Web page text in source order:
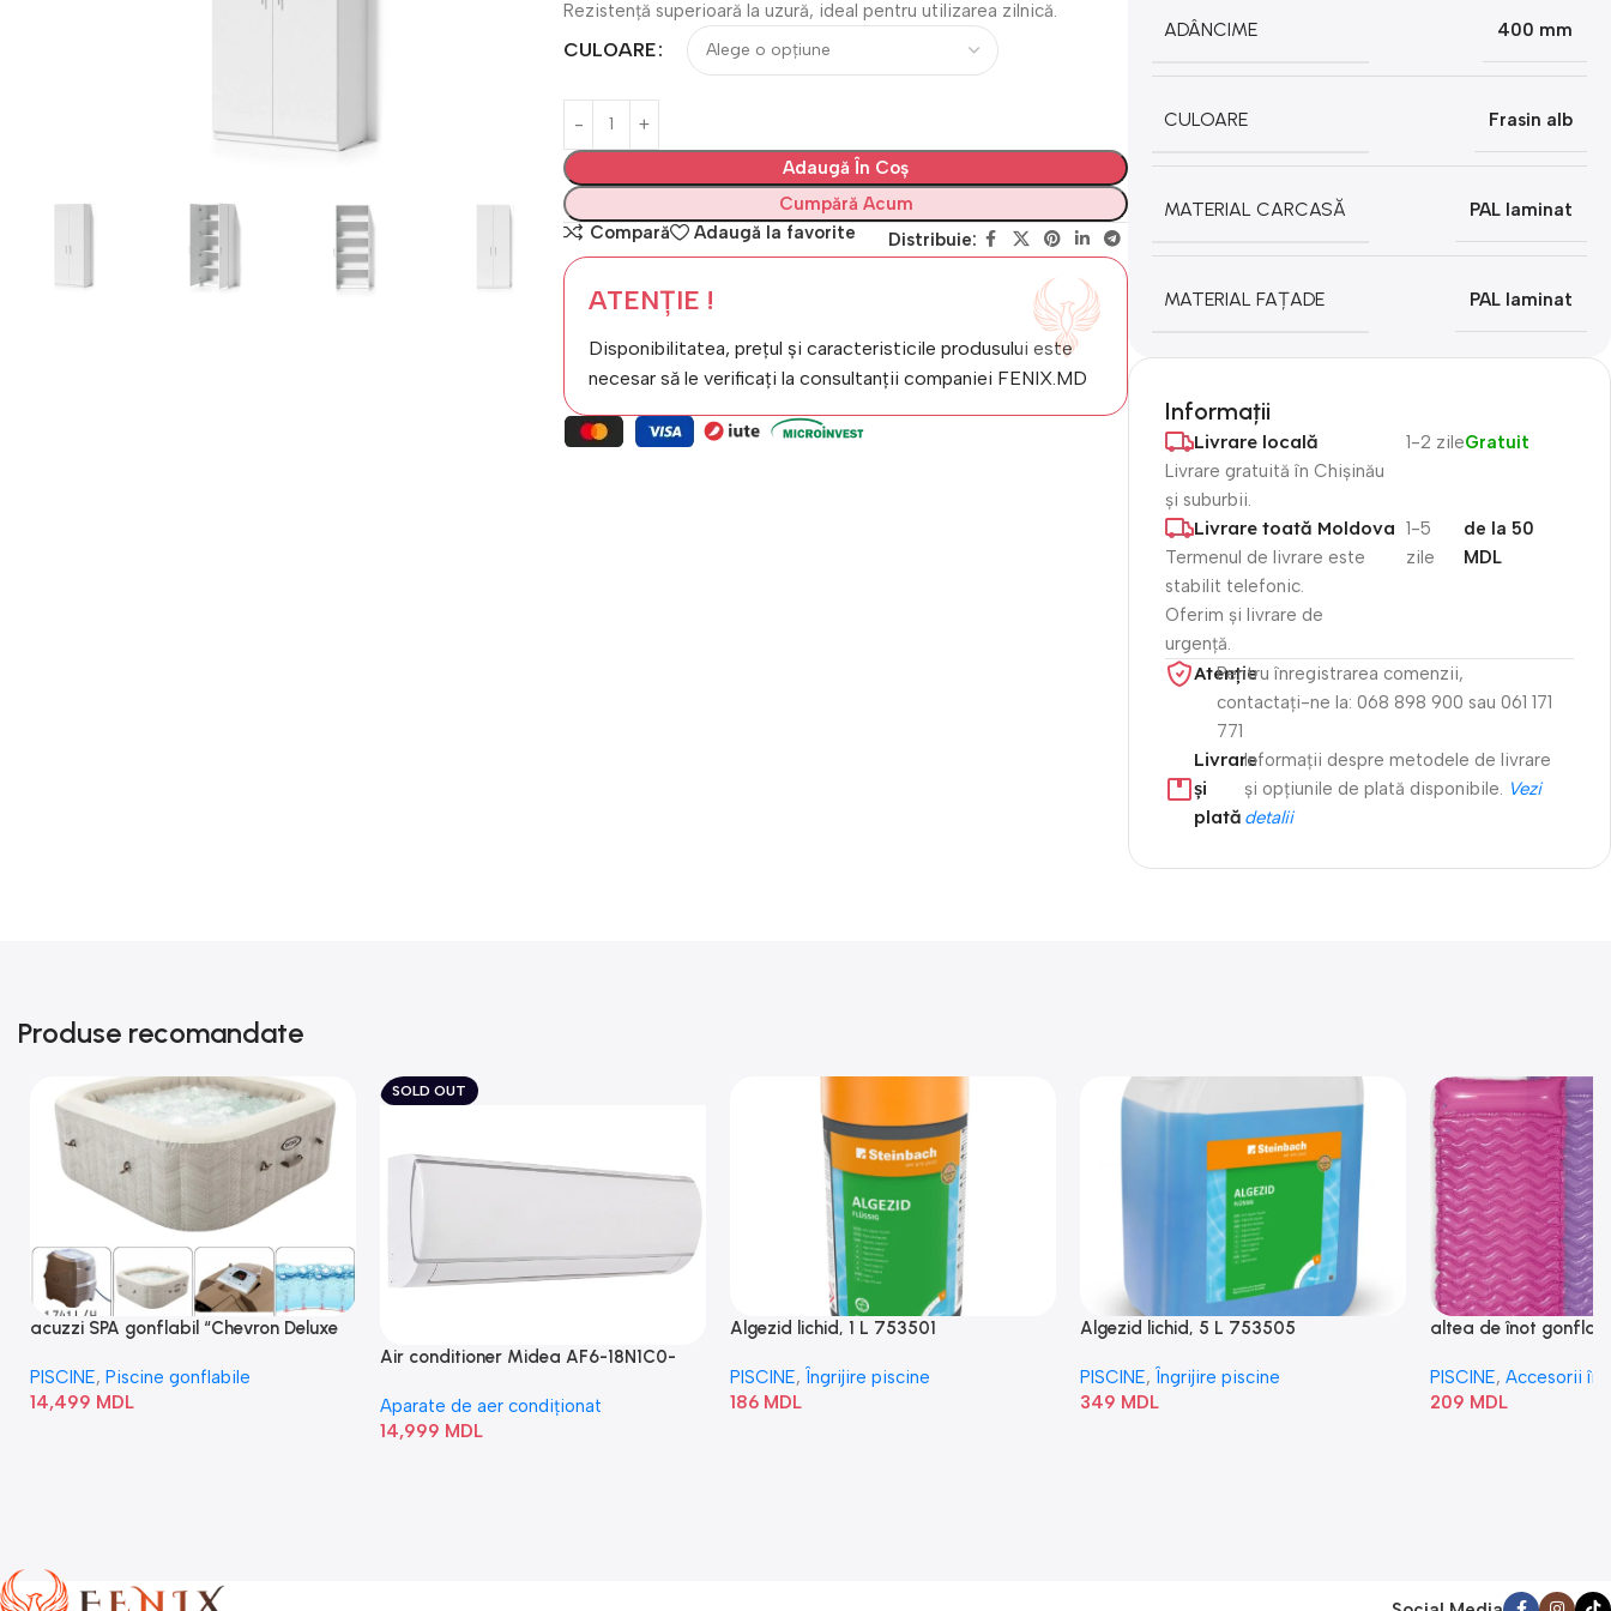
Rezistență superioară la uzură, ideal pentru utilizarea zilnică.
CULOARE
Adaugă În Coș
Cumpără Acum
Compară
Adaugă la favorite Distribuie:
ATENȚIE !
Disponibilitatea, prețul și caracteristicile produsului este
necesar să le verificați la consultanții companiei FENIX.MD
ADÂNCIME 400 mm
CULOARE Frasin alb
MATERIAL CARCASĂ PAL laminat
MATERIAL FAȚADE PAL laminat
Informații
Livrare locală
Livrare gratuită în Chișinău
și suburbii.
1-2 zileGratuit
Livrare toată Moldova
Termenul de livrare este
stabilit telefonic.
Oferim și livrare de
urgență.
1-5
zile
de la 50
MDL
Atenție​
Pentru înregistrarea comenzii,
contactați-ne la: 068 898 900 sau 061 171
771
Livrare
și
plată
Informații despre metodele de livrare
și opțiunile de plată disponibile.
Vezi
detalii
Produse recomandate
acuzzi SPA gonflabil “Chevron Deluxe
PISCINE, Piscine gonflabile
14,499 MDL
SOLD OUT
Air conditioner Midea AF6-18N1C0-
Aparate de aer condiționat
14,999 MDL
Algezid lichid, 1 L 753501
PISCINE, Îngrijire piscine
186 MDL
Algezid lichid, 5 L 753505
PISCINE, Îngrijire piscine
349 MDL
altea de înot
PISCINE, Accesorii
209 MDL